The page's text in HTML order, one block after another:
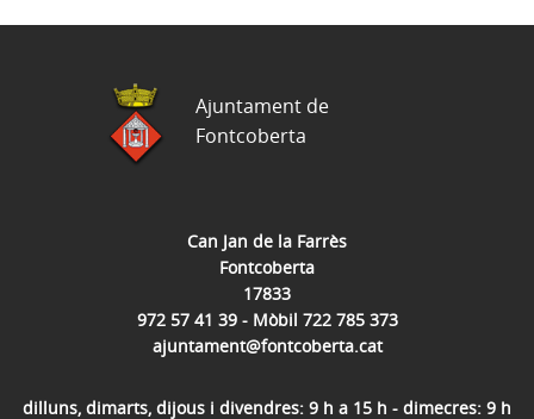
Can Jan de la Farrès
Fontcoberta
17833
972 57 41 39 - Mòbil 722 785 373
ajuntament@fontcoberta.cat
dilluns, dimarts, dijous i divendres: 9 h a 15 h - dimecres: 9 h
Ajuntament de
Fontcoberta